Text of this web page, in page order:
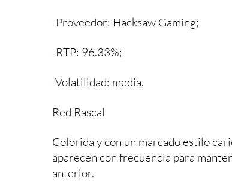
-Proveedor: Hacksaw Gaming;
-RTP: 96.33%;
-Volatilidad: media.
Red Rascal
Colorida y con un marcado estilo
aparecen con frecuencia para
anterior.